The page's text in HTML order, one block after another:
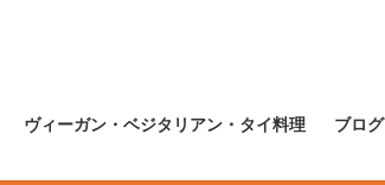
ヴィーガン・ベジタリアン・タイ料理 ブログ